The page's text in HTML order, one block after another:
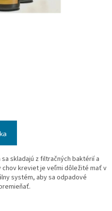
sa skladajú z filtračných baktérií a
chov kreviet je veľmi dôležité mať v
systém, aby sa odpadové